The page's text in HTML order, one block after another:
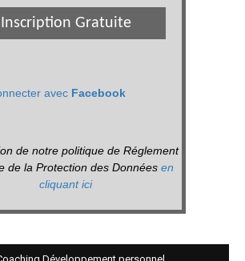
Inscription Gratuite
avec Facebook
de notre politique de Réglement
de la Protection des Données en
cliquant ici